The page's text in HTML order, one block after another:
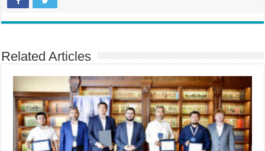
Related Articles